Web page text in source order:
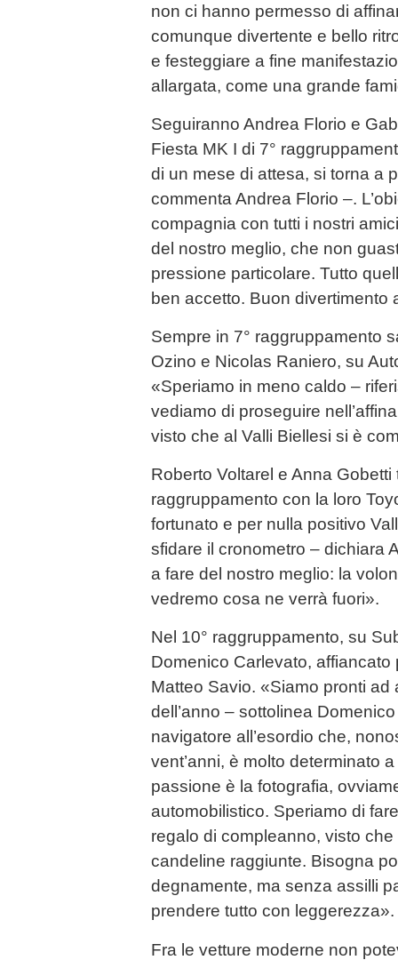
non ci hanno permesso di
comunque divertente e bello
e festeggiare a fine
allargata, come una grande
Seguiranno Andrea Florio e
Fiesta MK I di 7°
di un mese di attesa, si torna a
commenta Andrea Florio –.
compagnia con tutti i nostri
del nostro meglio, che non
pressione particolare. Tutto
ben accetto. Buon divertimento
Sempre in 7° raggruppamento
Ozino e Nicolas Raniero, su
«Speriamo in meno caldo –
vediamo di proseguire
visto che al Valli Biellesi si è
Roberto Voltarel e Anna Gobetti
raggruppamento con la loro
fortunato e per nulla positivo
sfidare il cronometro – dichiara
a fare del nostro meglio: la
vedremo cosa ne verrà fuori».
Nel 10° raggruppamento, su
Domenico Carlevato, affiancato
Matteo Savio. «Siamo pronti
dell’anno – sottolinea
navigatore all’esordio che,
vent’anni, è molto determinato
passione è la fotografia,
automobilistico. Speriamo di
regalo di compleanno, visto
candeline raggiunte. Bisogna
degnamente, ma senza assilli
prendere tutto con leggerezza».
Fra le vetture moderne non